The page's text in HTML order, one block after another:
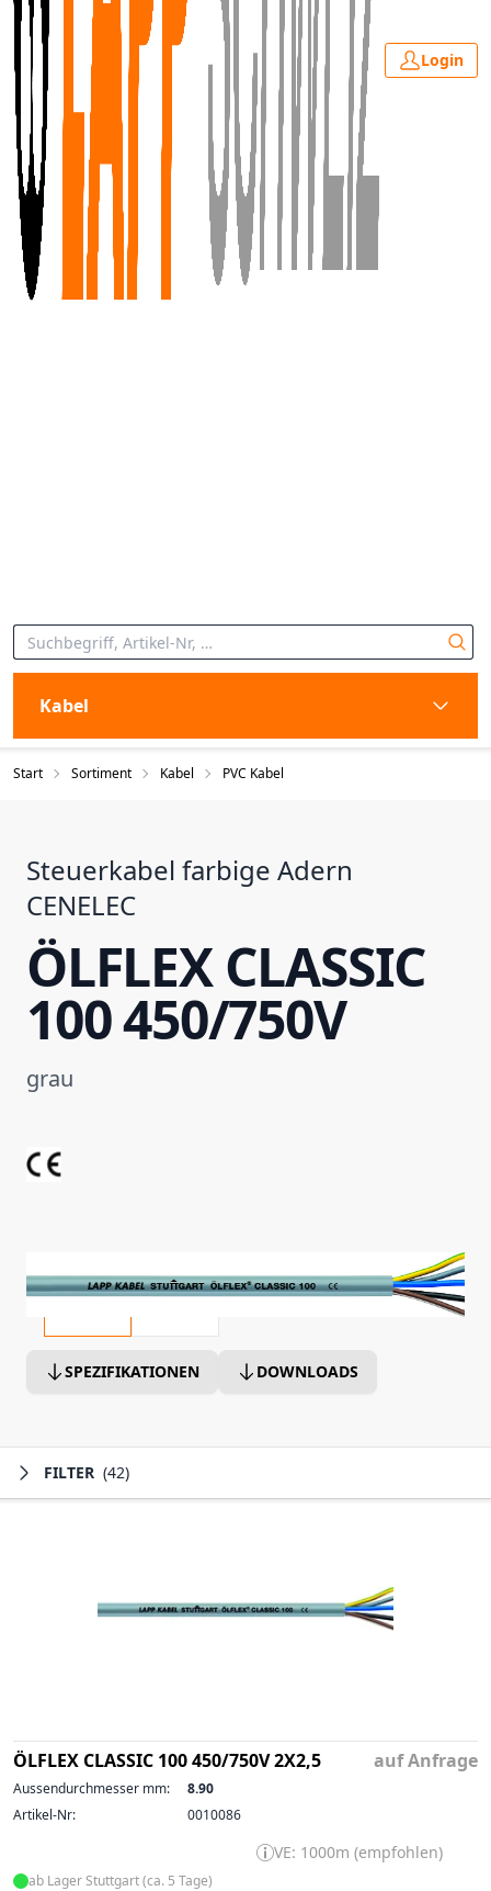
Login
Kabel
Start Sortiment Kabel PVC Kabel
Steuerkabel farbige Adern
CENELEC
ÖLFLEX CLASSIC
100 450/750V
grau
SPEZIFIKATIONEN DOWNLOADS
FILTER (42)
ÖLFLEX CLASSIC 100 450/750V 2X2,5 auf Anfrage
Aussendurchmesser mm:
8.90
Artikel-Nr:
0010086
VE: 1000m (empfohlen)
ab Lager Stuttgart (ca. 5 Tage)